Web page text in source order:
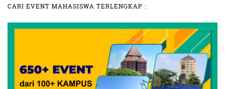
CARI EVENT MAHASISWA TERLENGKAP :